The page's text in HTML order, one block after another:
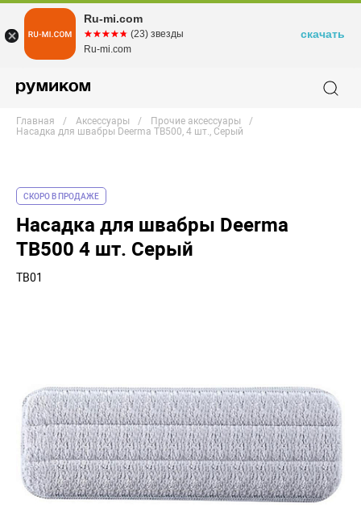
Главная Аксессуары
Прочие аксессуары
Насадка для швабры Deerma TB500, 4 шт., Серый
СКОРО В ПРОДАЖЕ
Насадка для швабры Deerma
TB500 4 шт. Серый
TB01
Ru-mi.com
☆☆☆☆☆
★★★★★ (23) звезды
Ru-mi.com
скачать